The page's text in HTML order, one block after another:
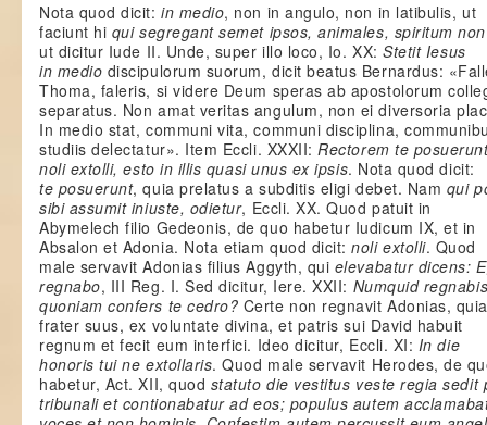
Nota quod dicit:in medio, non in angulo, non in latibulis, ut
faciunt hi qui segregant semet ipsos, animales, spiritum
ut dicitur Iude II. Unde, super illo loco, Io. XX:Stetit Iesus
in medio discipulorum suorum, dicit beatus Bernardus:
Thoma, faleris, si videre Deum speras ab apostolorum
separatus. Non amat veritas angulum, non ei diversoria
In medio stat, communi vita, communi disciplina,
studiis delectatur». Item Eccli. XXXII:Rectorem te
noli extolli, esto in illis quasi unus ex ipsis. Nota quod dicit:
te posuerunt, quia prelatus a subditis eligi debet. Nam qui
sibi assumit iniuste, odietur, Eccli. XX. Quod patuit in
Abymelech filio Gedeonis, de quo habetur Iudicum IX, et in
Absalon et Adonia. Nota etiam quod dicit:noli extolli. Quod
male servavit Adonias filius Aggyth, qui elevabatur dicens:
regnabo, III Reg. I. Sed dicitur, Iere. XXII: Numquid
quoniam confers te cedro? Certe non regnavit Adonias,
frater suus, ex voluntate divina, et patris sui David habuit
regnum et fecit eum interfici. Ideo dicitur, Eccli. XI: In die
honoris tui ne extollaris. Quod male servavit Herodes, de
habetur, Act. XII, quod statuto die vestitus veste regia sedit
tribunali et contionabatur ad eos; populus autem